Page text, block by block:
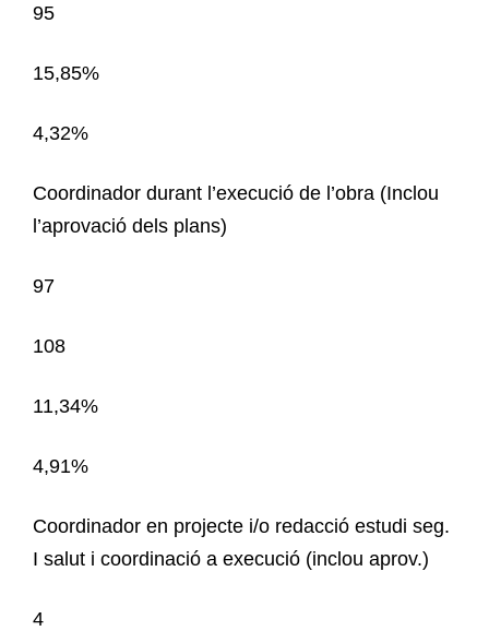
95
15,85%
4,32%
Coordinador durant l’execució de l’obra (Inclou
l’aprovació dels plans)
97
108
11,34%
4,91%
Coordinador en projecte i/o redacció estudi seg.
I salut i coordinació a execució (inclou aprov.)
4